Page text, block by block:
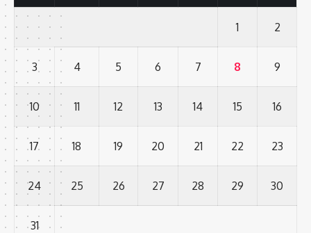
1 2
3 4 5 6 7 8 9
10 11 12 13 14 15 16
17 18 19 20 21 22 23
24 25 26 27 28 29 30
31